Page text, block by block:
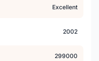
Excellent
2002
299000